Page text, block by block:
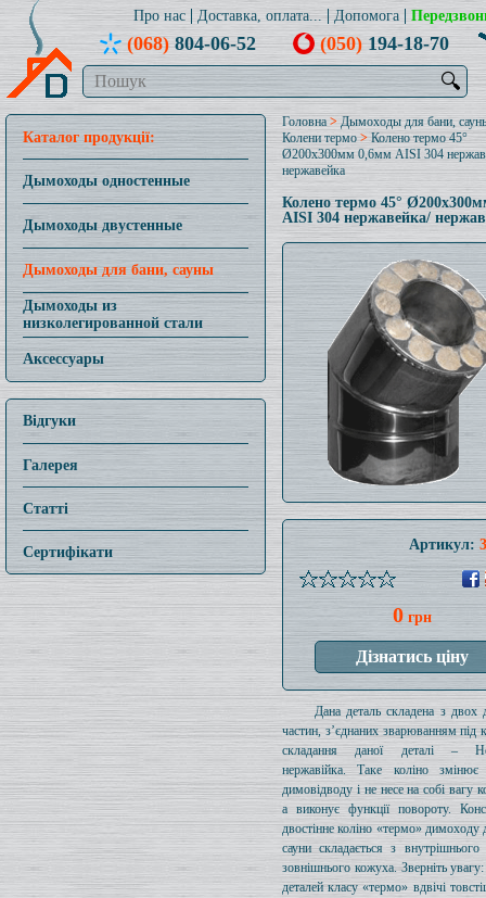
Про нас Доставка, оплата... Допомога
(068)804-06-52 (050)194-18-70
🔍
Каталог продукції:
Дымоходы одностенные
Дымоходы двустенные
Дымоходы для бани, сауны
Дымоходы из
низколегированной стали
Аксессуары
Відгуки
Галерея
Статті
Сертифікати
Головна > Дымоходы для бани,
Колени термо>Колено термо 45°
Ø200x300мм 0,6мм AISI 304
нержавейка
Колено термо 45°
AISI 304 нержавейка/
Артикул:
0 грн
Дана деталь складена з двох
частин, з’єднаних зварюванням під
складання даної деталі –
нержавійка. Таке коліно змінює
димовідводу і не несе на собі вагу
а виконує функції повороту.
двостінне коліно «термо» димоходу
сауни складається з
зовнішнього кожуха. Зверніть
деталей класу «термо» вдвічі